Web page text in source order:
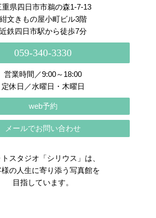
重県四日市市鵜の森1-7-13
紺文きもの屋小町ビル3階
近鉄四日市駅から徒歩7分
059-340-3330
営業時間／9:00～18:00
定休日／水曜日・木曜日
web予約
メールでお問い合わせ
スタジオ「シリウス」は、
様の人生に寄り添う写真館を
目指しています。